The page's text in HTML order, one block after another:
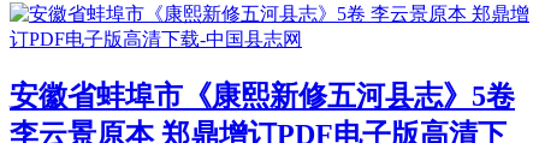
安徽省蚌埠市《康熙新修五河县志》5卷
李云景原本 郑鼎增订PDF电子版高清下